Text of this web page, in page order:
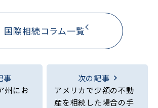
国際相続コラム一覧
事
州にお
次の記事
アメリカで少額の不動
産を相続した場合の手